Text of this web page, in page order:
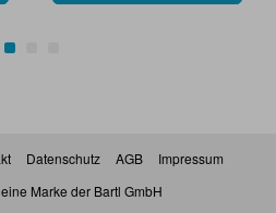
Marke der Bartl GmbH
Datenschutz AGB Impressum